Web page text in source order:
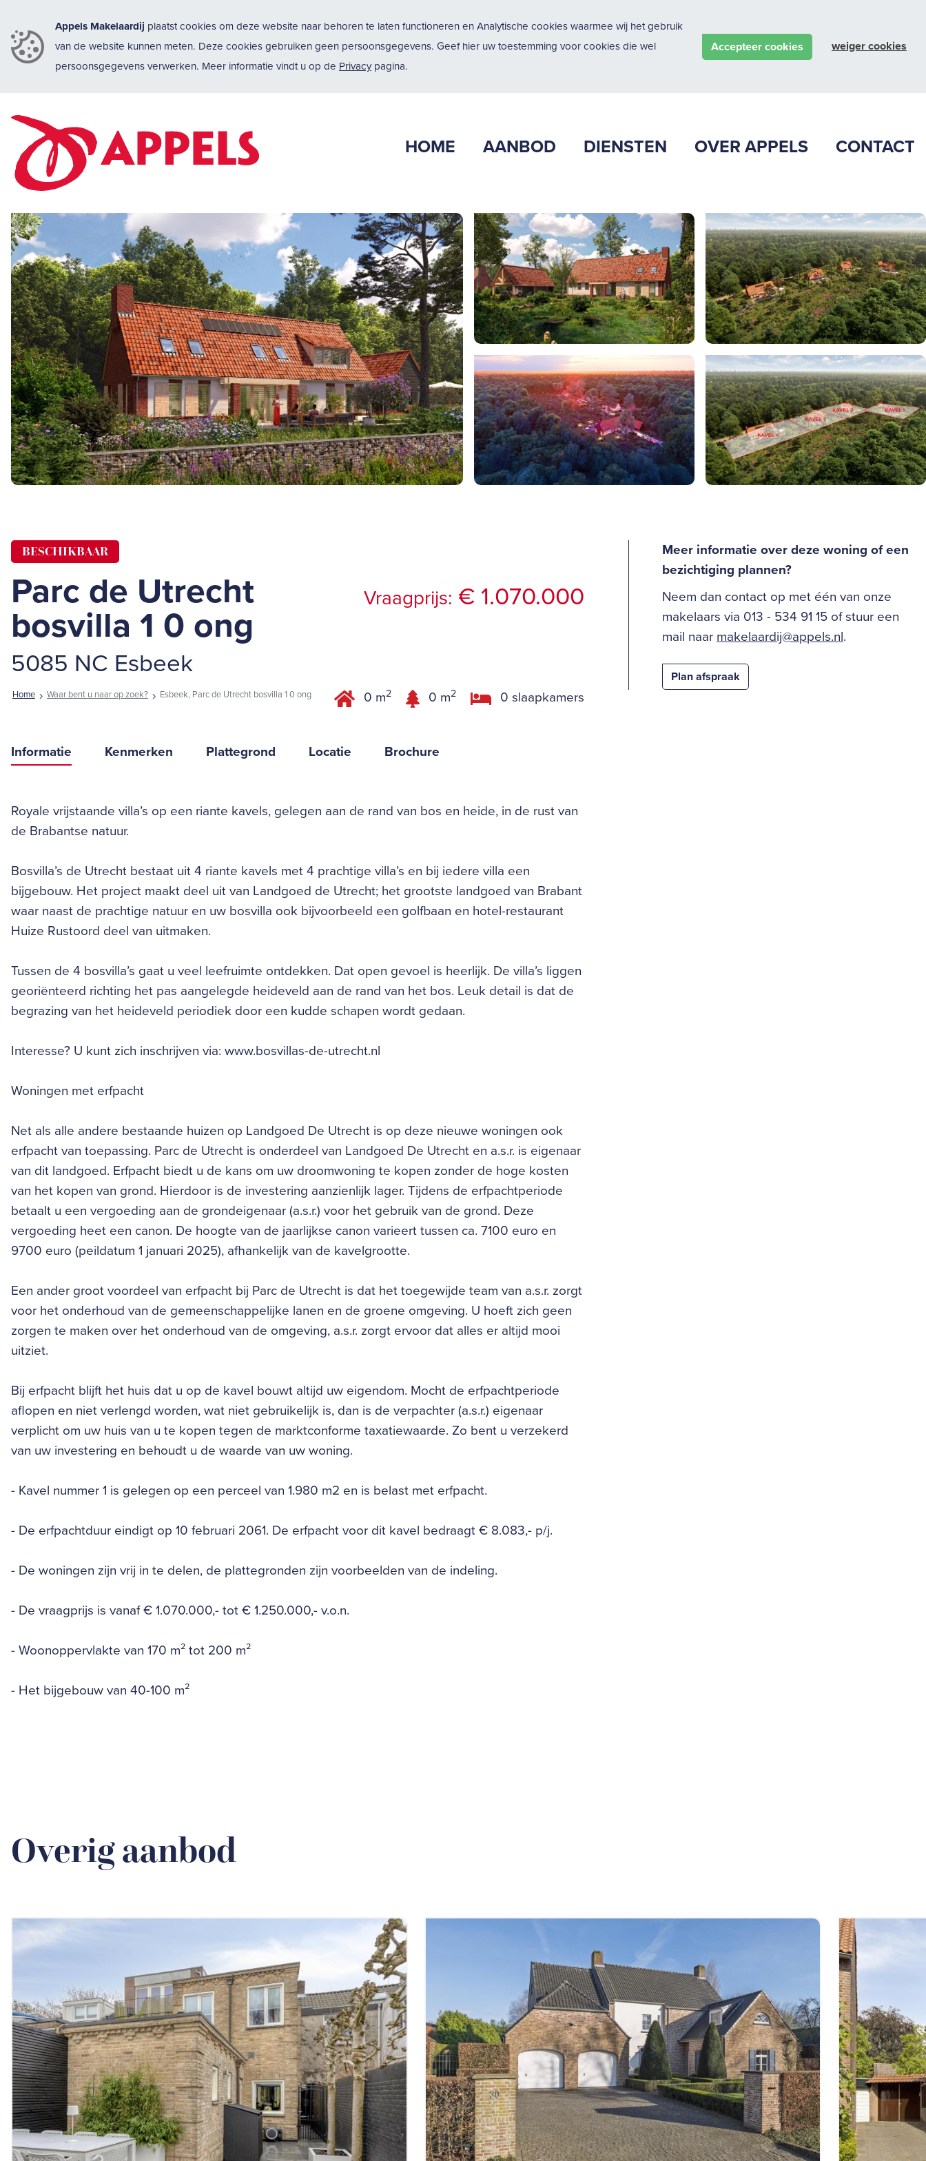
Appels Makelaardij plaatst cookies om deze website naar behoren te laten functioneren en Analytische cookies waarmee wij het gebruik
van de website kunnen meten. Deze cookies gebruiken geen persoonsgegevens. Geef hier uw toestemming voor cookies die wel
persoonsgegevens verwerken. Meer informatie vindt u op de Privacypagina.
Accepteer cookies weiger cookies
HOME AANBOD DIENSTEN OVER APPELS CONTACT
BESCHIKBAAR
Vraagprijs: € 1.070.000
Parc de Utrecht
bosvilla 1 0 ong
5085 NC Esbeek
Home Waar bent u naar op zoek? Esbeek, Parc de Utrecht bosvilla 1 0 ong 0 m2 0 m2 0 slaapkamers
Informatie Kenmerken Plattegrond Locatie Brochure
Royale vrijstaande villa’s op een riante kavels, gelegen aan de rand van bos en heide, in de rust van
de Brabantse natuur.
Bosvilla’s de Utrecht bestaat uit 4 riante kavels met 4 prachtige villa’s en bij iedere villa een
bijgebouw. Het project maakt deel uit van Landgoed de Utrecht; het grootste landgoed van Brabant
waar naast de prachtige natuur en uw bosvilla ook bijvoorbeeld een golfbaan en hotel-restaurant
Huize Rustoord deel van uitmaken.
Tussen de 4 bosvilla’s gaat u veel leefruimte ontdekken. Dat open gevoel is heerlijk. De villa’s liggen
georiënteerd richting het pas aangelegde heideveld aan de rand van het bos. Leuk detail is dat de
begrazing van het heideveld periodiek door een kudde schapen wordt gedaan.
Interesse? U kunt zich inschrijven via: www.bosvillas-de-utrecht.nl
Woningen met erfpacht
Net als alle andere bestaande huizen op Landgoed De Utrecht is op deze nieuwe woningen ook
erfpacht van toepassing. Parc de Utrecht is onderdeel van Landgoed De Utrecht en a.s.r. is eigenaar
van dit landgoed. Erfpacht biedt u de kans om uw droomwoning te kopen zonder de hoge kosten
van het kopen van grond. Hierdoor is de investering aanzienlijk lager. Tijdens de erfpachtperiode
betaalt u een vergoeding aan de grondeigenaar (a.s.r.) voor het gebruik van de grond. Deze
vergoeding heet een canon. De hoogte van de jaarlijkse canon varieert tussen ca. 7100 euro en
9700 euro (peildatum 1 januari 2025), afhankelijk van de kavelgrootte.
Een ander groot voordeel van erfpacht bij Parc de Utrecht is dat het toegewijde team van a.s.r. zorgt
voor het onderhoud van de gemeenschappelijke lanen en de groene omgeving. U hoeft zich geen
zorgen te maken over het onderhoud van de omgeving, a.s.r. zorgt ervoor dat alles er altijd mooi
uitziet.
Bij erfpacht blijft het huis dat u op de kavel bouwt altijd uw eigendom. Mocht de erfpachtperiode
aflopen en niet verlengd worden, wat niet gebruikelijk is, dan is de verpachter (a.s.r.) eigenaar
verplicht om uw huis van u te kopen tegen de marktconforme taxatiewaarde. Zo bent u verzekerd
van uw investering en behoudt u de waarde van uw woning.
- Kavel nummer 1 is gelegen op een perceel van 1.980 m2 en is belast met erfpacht.
- De erfpachtduur eindigt op 10 februari 2061. De erfpacht voor dit kavel bedraagt € 8.083,- p/j.
- De woningen zijn vrij in te delen, de plattegronden zijn voorbeelden van de indeling.
- De vraagprijs is vanaf € 1.070.000,- tot € 1.250.000,- v.o.n.
- Woonoppervlakte van 170 m² tot 200 m²
- Het bijgebouw van 40-100 m²
Meer informatie over deze woning of een
bezichtiging plannen?
Neem dan contact op met één van onze
makelaars via 013 - 534 91 15 of stuur een
mail naar makelaardij@appels.nl.
Plan afspraak
Overig aanbod